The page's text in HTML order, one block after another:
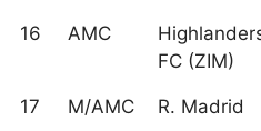
16 AMC
FC (ZIM)
17 M/AMC R. Madrid